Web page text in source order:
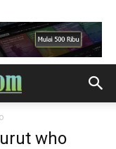
who